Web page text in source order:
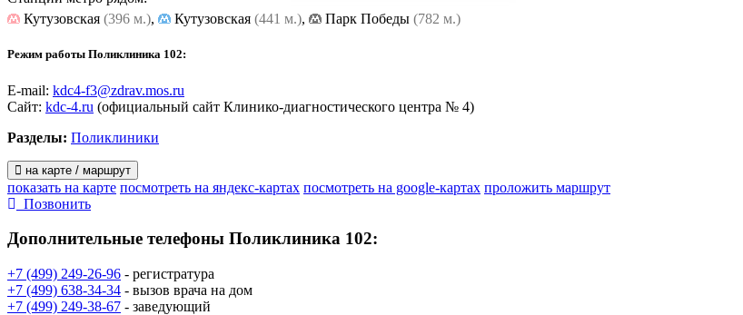
Кутузовская (396 м.), Кутузовская (441 м.), Парк Победы (782 м.)
Режим работы Поликлиника 102:
E-mail: kdc4-f3@zdrav.mos.ru
Сайт: kdc-4.ru (официальный сайт Клинико-диагностического центра № 4)
Разделы: Поликлиники
на карте / маршрут
показать на карте посмотреть на яндекс-картах посмотреть на google-картах проложить маршрут
Позвонить
Дополнительные телефоны Поликлиника 102:
+7 (499) 249-26-96 - регистратура
+7 (499) 638-34-34 - вызов врача на дом
+7 (499) 249-38-67 - заведующий